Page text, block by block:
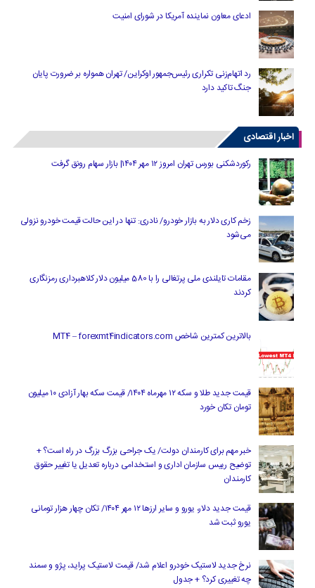
ادعای معاون نماینده آمریکا در شورای امنیت
رد اتهام‌زنی تکراری رئیس‌جمهور اوکراین/ تهران همواره بر ضرورت پایان
جنگ تاکید دارد
اخبار اقتصادی
رکوردشکنی بورس تهران امروز ۱۲ مهر ۱۴۰۴| بازار سهام رونق گرفت
زخم کاری دلار به بازار خودرو/ نادری: تنها در این حالت قیمت خودرو نزولی
می‌شود
مقامات تایلندی ملی پرتغالی را با 580 میلیون دلار کلاهبرداری رمزنگاری
کردند
بالاترین کمترین شاخص MT4 – forexmt4indicators.com
قیمت جدید طلا و سکه ۱۲ مهرماه ۱۴۰۴/ قیمت سکه بهار آزادی ۱۰ میلیون
تومان تکان خورد
خبر مهم برای کارمندان دولت/ یک جراحی بزرگ بزرگ در راه است؟ +
توضیح رییس سازمان اداری و استخدامی درباره تعدیل یا تغییر حقوق
کارمندان
قیمت جدید دلار، یورو و سایر ارزها ۱۲ مهر ۱۴۰۴/ تکان چهار هزار تومانی
یورو ثبت شد
نرخ جدید لاستیک خودرو اعلام شد/ قیمت لاستیک پراید، پژو و سمند
چه تغییری کرد؟ + جدول